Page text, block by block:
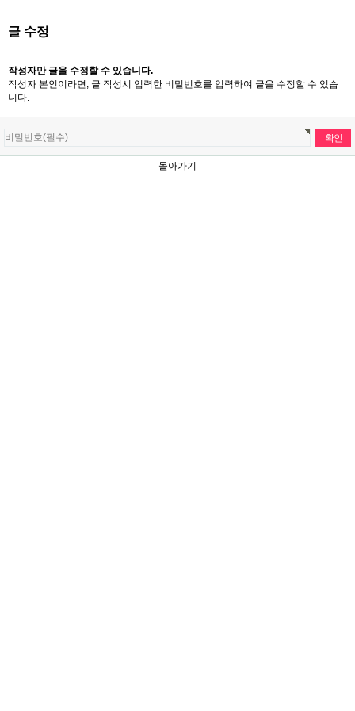
글 수정
작성자만 글을 수정할 수 있습니다.
작성자 본인이라면, 글 작성시 입력한 비밀번호를 입력하여 글을 수정할 수 있습
니다.
돌아가기